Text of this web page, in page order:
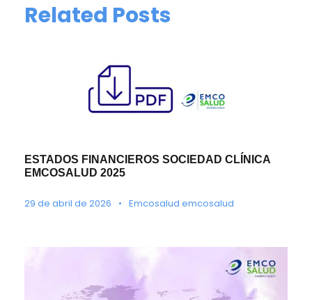
Related Posts
ESTADOS FINANCIEROS SOCIEDAD CLÍNICA
EMCOSALUD 2025
29 de abril de 2026 • Emcosalud emcosalud